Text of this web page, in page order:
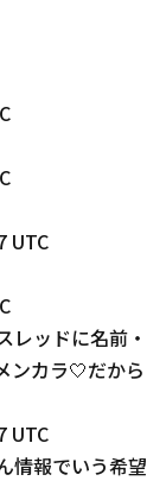
UTC
レッドに名前・
ンカラ🤍だから
UTC
情報でいう希望